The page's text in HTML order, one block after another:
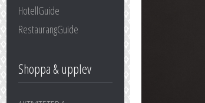
HotellGuide
RestaurangGuide
Shoppa & upplev